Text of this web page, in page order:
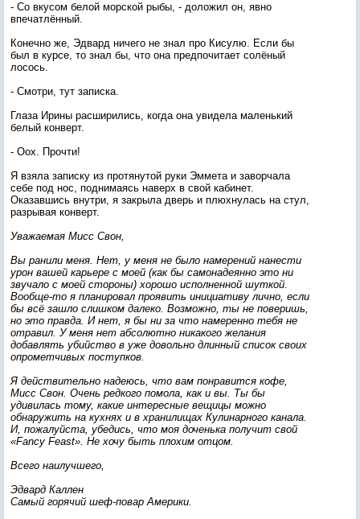
- Со вкусом белой морской рыбы, - доложил он, явно
впечатлённый.
Конечно же, Эдвард ничего не знал про Кисулю. Если бы
был в курсе, то знал бы, что она предпочитает солёный
лосось.
- Смотри, тут записка.
Глаза Ирины расширились, когда она увидела маленький
белый конверт.
- Оох. Прочти!
Я взяла записку из протянутой руки Эммета и заворчала
себе под нос, поднимаясь наверх в свой кабинет.
Оказавшись внутри, я закрыла дверь и плюхнулась на стул,
разрывая конверт.
Уважаемая Мисс Свон,
Вы ранили меня. Нет, у меня не было намерений нанести
урон вашей карьере с моей (как бы самонадеянно это ни
звучало с моей стороны) хорошо исполненной шуткой.
Вообще-то я планировал проявить инициативу лично, если
бы всё зашло слишком далеко. Возможно, ты не поверишь,
но это правда. И нет, я бы ни за что намеренно тебя не
отравил. У меня нет абсолютно никакого желания
добавлять убийство в уже довольно длинный список своих
опрометчивых поступков.
Я действительно надеюсь, что вам понравится кофе,
Мисс Свон. Очень редкого помола, как и вы. Ты бы
удивилась тому, какие интересные вещицы можно
обнаружить на кухнях и в хранилищах Кулинарного канала.
И, пожалуйста, убедись, что моя доченька получит свой
«Fancy Feast». Не хочу быть плохим отцом.
Всего наилучшего,
Эдвард Каллен
Самый горячий шеф-повар Америки.